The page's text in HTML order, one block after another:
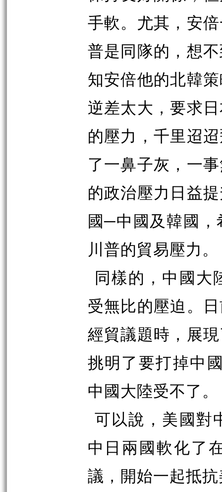
手軟。尤其，安
普是同隊的，想
知安倍他的北韓
逆差太大，要求
的壓力，千里迢
了一鼻子灰，一
的政治壓力日益
國─中國及韓國
川普的貿易壓力。
同樣的，中國大
受無比的壓迫。
經貿議題時，展
挑明了要打掉中
中國大陸受不了。
可以說，美國對
中日兩國軟化了
議，開始一起抵